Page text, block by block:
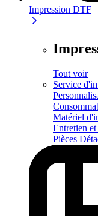
Impression DTF
Tout voir
Service
Matériel
Entretien
Pièces